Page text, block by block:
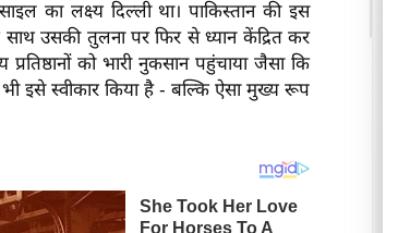
का लक्ष्य दिल्ली था। पाकिस्तान की इस
उसकी तुलना पर फिर से ध्यान केंद्रित कर
को भारी नुकसान पहुंचाया जैसा कि
भी इसे स्वीकार किया है - बल्कि ऐसा मुख्य रूप